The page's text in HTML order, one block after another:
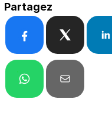
Partagez